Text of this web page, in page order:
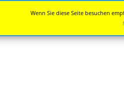
Wenn Sie diese Seite besuchen